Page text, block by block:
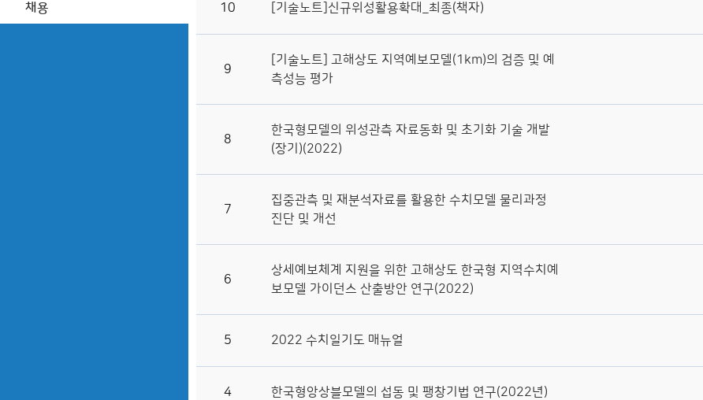
채용 10 [기술노트]신규위성활용확대_최종(책자)
9
[기술노트] 고해상도 지역예보모델(1km)의 검증 및 예
측성능 평가
8
한국형모델의 위성관측 자료동화 및 초기화 기술 개발
(장기)(2022)
7
집중관측 및 재분석자료를 활용한 수치모델 물리과정
진단 및 개선
6
상세예보체계 지원을 위한 고해상도 한국형 지역수치예
보모델 가이던스 산출방안 연구(2022)
5 2022 수치일기도 매뉴얼
4 한국형앙상블모델의 섭동 및 팽창기법 연구(2022년)